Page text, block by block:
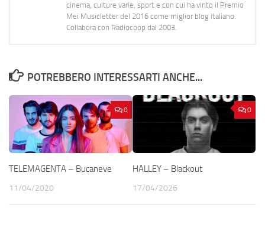
cinema, culture varie, sport e con cui ha vinto il Premio
Mei Musicletter del 2016 come miglior blog italiano.
Collabora con Radiocoop dal 2003.
POTREBBERO INTERESSARTI ANCHE...
0
TELEMAGENTA – Bucaneve
11/04/2020
0
HALLEY – Blackout
17/04/2026